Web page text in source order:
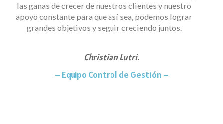
las ganas de crecer de nuestros clientes y nuestro
apoyo constante para que así sea, podemos lograr
grandes objetivos y seguir creciendo juntos.
Christian Lutri.
– Equipo Control de Gestión –